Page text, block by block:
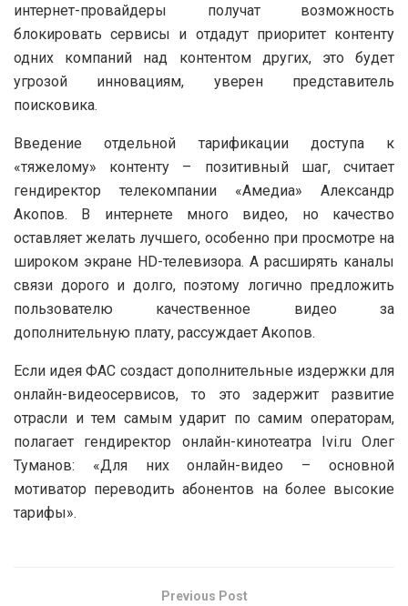
интернет-провайдеры получат возможность
блокировать сервисы и отдадут приоритет контенту
одних компаний над контентом других, это будет
угрозой инновациям, уверен представитель
поисковика.
Введение отдельной тарификации доступа к
«тяжелому» контенту – позитивный шаг, считает
гендиректор телекомпании «Амедиа» Александр
Акопов. В интернете много видео, но качество
оставляет желать лучшего, особенно при просмотре на
широком экране HD-телевизора. А расширять каналы
связи дорого и долго, поэтому логично предложить
пользователю качественное видео за
дополнительную плату, рассуждает Акопов.
Если идея ФАС создаст дополнительные издержки для
онлайн-видеосервисов, то это задержит развитие
отрасли и тем самым ударит по самим операторам,
полагает гендиректор онлайн-кинотеатра Ivi.ru Олег
Туманов: «Для них онлайн-видео – основной
мотиватор переводить абонентов на более высокие
тарифы».
Previous Post